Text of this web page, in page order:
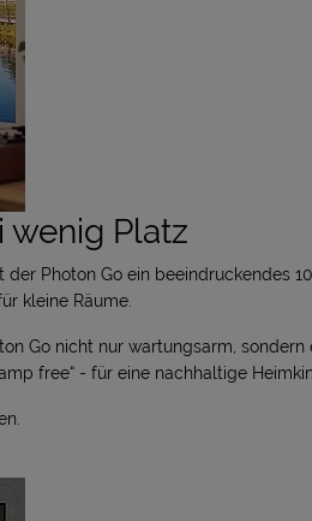
wenig Platz
der Photon Go ein beeindruckendes
kleine Räume.
Go nicht nur wartungsarm,
free“ - für eine nachhaltige